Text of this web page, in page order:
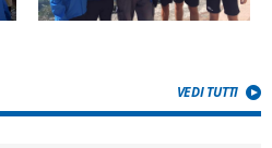
VEDI TUTTI